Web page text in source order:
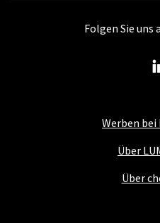
Werben bei
Über
Über
Folgen Sie uns